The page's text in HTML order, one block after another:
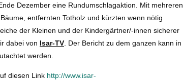
Dezember eine Rundumschlagaktion. Mit mehreren
entfernten Totholz und kürzten wenn nötig
der Kleinen und der Kindergärtner/-innen sicherer
dabei von Isar-TV . Der Bericht zu dem ganzen kann in
werden.
diesen Link http://www.isar-